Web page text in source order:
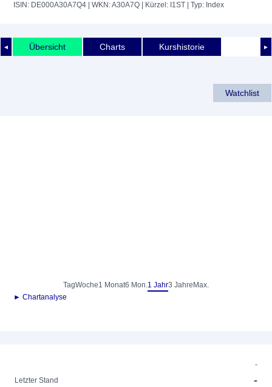
ISIN: DE000A30A7Q4 | WKN: A30A7Q | Kürzel: I1ST | Typ: Index
◄ ►
Übersicht Charts Kurshistorie
Watchlist
TagWoche1 Monat6 Mon.1 Jahr3 Jahre Max.
► Chartanalyse
-
Letzter Stand
-